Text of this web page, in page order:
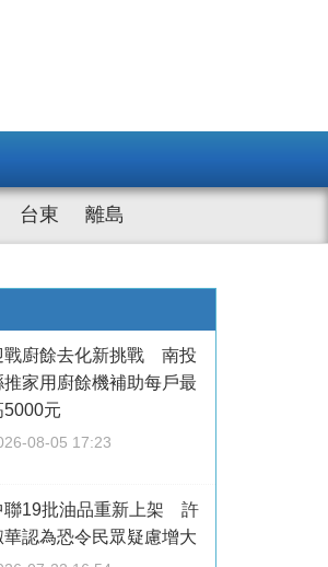
台東 離島
戰廚餘去化新挑戰 南投
推家用廚餘機補助每戶最
5000元
08-05 17:23
聯19批油品重新上架 許
華認為恐令民眾疑慮增大